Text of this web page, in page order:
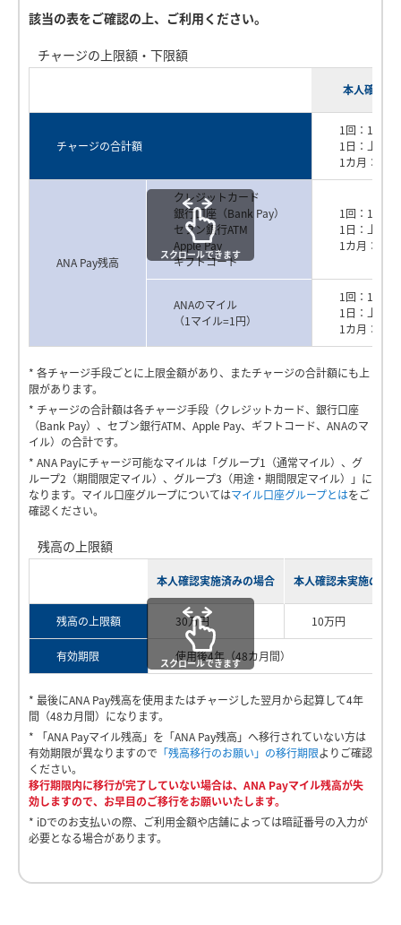
ANAマイルのチャージ方法
P
l
a
y
i
d
e
o
ANAカード（一般）の場合
1,000円あたり1マイル
1,000円あたり6マイル
ANAカード（プレミアム）の場合
1,000円あたり11マイル
ホーム画面右下の「チャー
「Apple Pay」をタップしま
す。
Apple Payのチャージ方法
Apple Payのチャージ方法をご説明いたします。
P
l
a
y
V
銀行口座（Bank Pay）登録の流れ
ホーム画面右下の「チャー
ジ」ボタンをタップしま
す。
1
チャージ画面にて「銀行口
座」を選択すると、端末の
2
銀行口座（Bank Pay）チャージの流れ
1
スクロールできます
ホーム画面右下の「チャー
す。
「セブン銀行ATM」をタッ
プすると、端末の認証設定
をオンにしている場合、端
セブン銀行ATMのチャージ方法
セブン銀行ATMのチャージ方法をご説明いたします。
P
l
a
y
ホーム画面右下の「チャー
ジ」ボタンをタップしま
「ギフトコード」をタップ
します。
本人確認手続きに必要な推奨環境については
運転免許証
マイナンバーカード
運転経歴証明書
特別永住者証明書
（パスポート・資格確認書は対象外）
ご本人確認の流れ
本人確認書類を選択しま
す。
1
画面に表示される青枠内に
書類の位置を合わせて写真
撮影を行います。*1
スクロールできます
該当の表をご確認の上、ご利用ください。
チャージの上限額・下限額
本人確認実
チャージの合計額
1回：1,000
1日：上限
1カ月：上
ANA Pay残高
クレジットカード
銀行口座（Bank Pay）
セブン銀行ATM
Apple Pay
ギフトコード
1回：1,000
1日：上限
1カ月：上
ANAのマイル
（1マイル=1円）
1回：1マイ
1日：上限1
1カ月：上
スクロールできます
* 各チャージ手段ごとに上限金額があり、またチャージの合計額にも上
限があります。
* チャージの合計額は各チャージ手段（クレジットカード、銀行口座
（Bank Pay）、セブン銀行ATM、Apple Pay、ギフトコード、ANAのマ
イル）の合計です。
* ANA Payにチャージ可能なマイルは「グループ1（通常マイル）、グ
ループ2（期間限定マイル）、グループ3（用途・期間限定マイル）」に
なります。マイル口座グループについてはマイル口座グループとはをご
確認ください。
残高の上限額
本人確認実施済みの場合 本人確認未実施の場合
残高の上限額 30万円 10万円
有効期限 使用後4年（48カ月間）
スクロールできます
* 最後にANA Pay残高を使用またはチャージした翌月から起算して4年
間（48カ月間）になります。
* 「ANA Payマイル残高」を「ANA Pay残高」へ移行されていない方は
有効期限が異なりますので 「残高移行のお願い」の移行期限よりご確認
ください。
移行期限内に移行が完了していない場合は、ANA Payマイル残高が失
効しますので、お早目のご移行をお願いいたします。
* iDでのお支払いの際、ご利用金額や店舗によっては暗証番号の入力が
必要となる場合があります。